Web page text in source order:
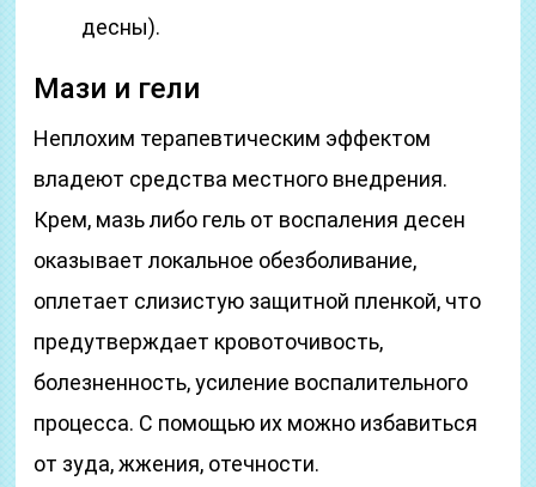
десны).
Мази и гели
Неплохим терапевтическим эффектом
владеют средства местного внедрения.
Крем, мазь либо гель от воспаления десен
оказывает локальное обезболивание,
оплетает слизистую защитной пленкой, что
предутверждает кровоточивость,
болезненность, усиление воспалительного
процесса. С помощью их можно избавиться
от зуда, жжения, отечности.